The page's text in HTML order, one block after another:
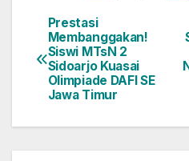
Navigasi
pos
Prestasi
Membanggakan!
Siswi MTsN 2
Sidoarjo Kuasai
Olimpiade DAFI SE
Jawa Timur